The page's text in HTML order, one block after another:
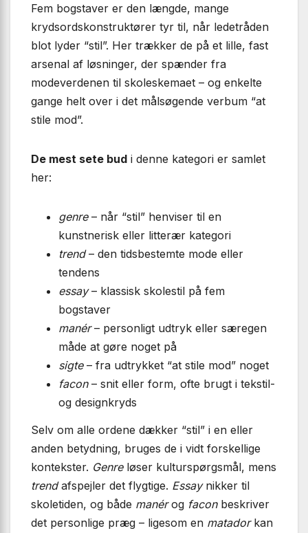
Fem bogstaver er den længde, mange
krydsordskonstruktører tyr til, når ledetråden
blot lyder “stil”. Her trækker de på et lille, fast
arsenal af løsninger, der spænder fra
modeverdenen til skoleskemaet – og enkelte
gange helt over i det målsøgende verbum “at
stile mod”.
De mest sete bud i denne kategori er samlet
her:
genre– når “stil” henviser til en
kunstnerisk eller litterær kategori
trend– den tidsbestemte mode eller
tendens
essay– klassisk skolestil på fem
bogstaver
manér– personligt udtryk eller særegen
måde at gøre noget på
sigte– fra udtrykket “at stile mod” noget
facon– snit eller form, ofte brugt i tekstil-
og designkryds
Selv om alle ordene dækker “stil” i en eller
anden betydning, bruges de i vidt forskellige
kontekster. Genreløser kultur­spørgsmål, mens
trendafspejler det flygtige. Essaynikker til
skoletiden, og både manérog faconbeskriver
det personlige præg – ligesom en matadorkan